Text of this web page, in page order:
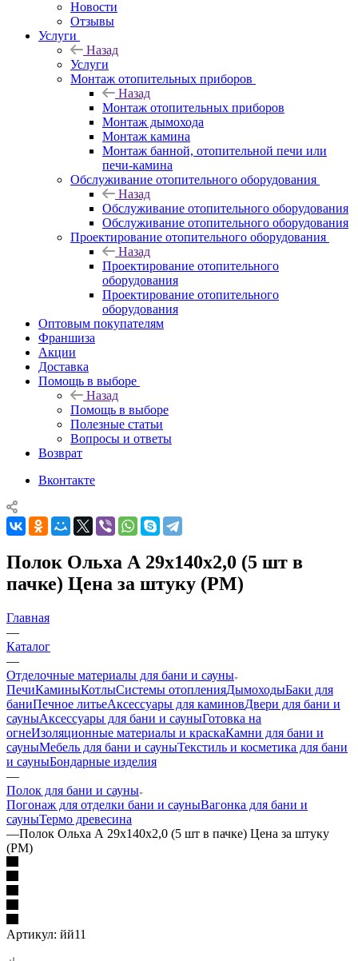
Новости
Отзывы
Услуги
Назад
Услуги
Монтаж отопительных приборов
Назад
Монтаж отопительных приборов
Монтаж дымохода
Монтаж камина
Монтаж банной, отопительной печи или
печи-камина
Обслуживание отопительного оборудования
Назад
Обслуживание отопительного оборудования
Обслуживание отопительного оборудования
Проектирование отопительного оборудования
Назад
Проектирование отопительного
оборудования
Проектирование отопительного
оборудования
Оптовым покупателям
Франшиза
Акции
Доставка
Помощь в выборе
Назад
Помощь в выборе
Полезные статьи
Вопросы и ответы
Возврат
Вконтакте
Полок Ольха А 29х140х2,0 (5 шт в
пачке) Цена за штуку (РМ)
Главная
—
Каталог
—
Отделочные материалы для бани и сауны
ПечиКаминыКотлыСистемы отопленияДымоходыБаки для
баниПечное литьеАксессуары для каминовДвери для бани и
сауныАксессуары для бани и сауныГотовка на
огнеИзоляционные материалы и краскаКамни для бани и
сауныМебель для бани и сауныТекстиль и косметика для бани
и сауныБондарные изделия
—
Полок для бани и сауны
Погонаж для отделки бани и сауныВагонка для бани и
сауныТермо древесина
—Полок Ольха А 29х140х2,0 (5 шт в пачке) Цена за штуку
(РМ)
Артикул: йй11